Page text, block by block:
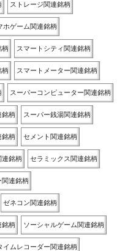
ストレージ関連銘柄
ホゲーム関連銘柄
柄 スマートシティ関連銘柄
柄 スマートメーター関連銘柄
スーパーコンピューター関連銘柄
銘柄 スーパー銭湯関連銘柄
銘柄 セメント関連銘柄
連銘柄 セラミックス関連銘柄
関連銘柄
ゼネコン関連銘柄
銘柄 ソーシャルゲーム関連銘柄
イムレコーダー関連銘柄